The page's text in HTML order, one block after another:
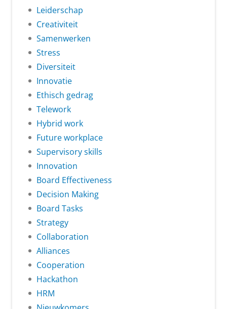
Leiderschap
Creativiteit
Samenwerken
Stress
Diversiteit
Innovatie
Ethisch gedrag
Telework
Hybrid work
Future workplace
Supervisory skills
Innovation
Board Effectiveness
Decision Making
Board Tasks
Strategy
Collaboration
Alliances
Cooperation
Hackathon
HRM